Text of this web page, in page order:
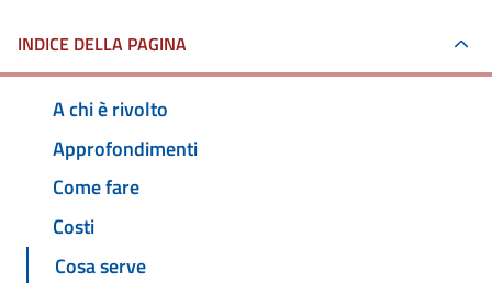
INDICE DELLA PAGINA
A chi è rivolto
Approfondimenti
Come fare
Costi
Cosa serve